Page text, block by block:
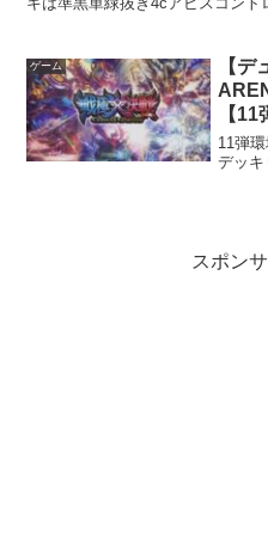
ゲーム
【
【11
11弾
デッキ
スポン